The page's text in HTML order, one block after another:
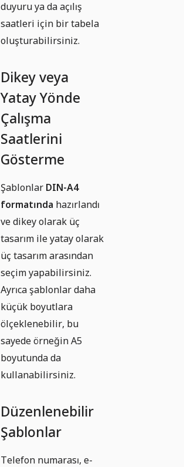
duyuru ya da açılış
saatleri için bir tabela
oluşturabilirsiniz.
Dikey veya
Yatay Yönde
Çalışma
Saatlerini
Gösterme
Şablonlar DIN-A4
formatında hazırlandı
ve dikey olarak üç
tasarım ile yatay olarak
üç tasarım arasından
seçim yapabilirsiniz.
Ayrıca şablonlar daha
küçük boyutlara
ölçeklenebilir, bu
sayede örneğin A5
boyutunda da
kullanabilirsiniz.
Düzenlenebilir
Şablonlar
Telefon numarası, e-